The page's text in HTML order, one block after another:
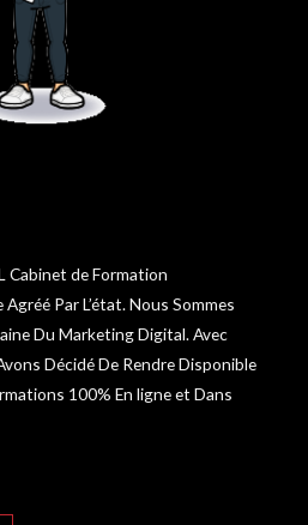
Cabinet de Formation
Par L’état. Nous Sommes
Du Marketing Digital. Avec
Décidé De Rendre Disponible
100% En ligne et Dans